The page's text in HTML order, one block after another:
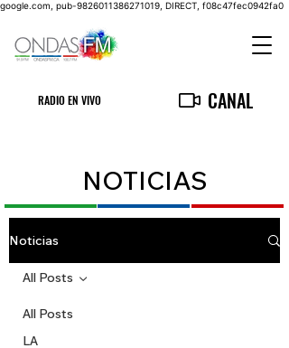
google.com, pub-9826011386271019, DIRECT, f08c47fec0942fa0
RADIO EN VIVO CANAL
NOTICIAS
Noticias
All Posts
LA
All Posts